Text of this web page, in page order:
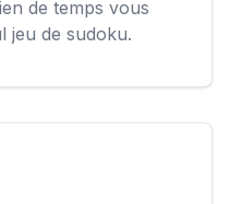
de temps vous
jeu de sudoku.